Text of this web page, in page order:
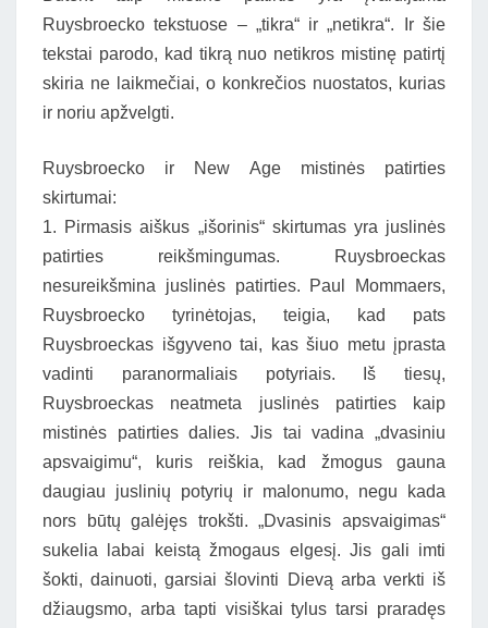
Ruysbroecko tekstuose – „tikra“ ir „netikra“. Ir šie
tekstai parodo, kad tikrą nuo netikros mistinę patirtį
skiria ne laikmečiai, o konkrečios nuostatos, kurias
ir noriu apžvelgti.
Ruysbroecko ir New Age mistinės patirties
skirtumai:
1. Pirmasis aiškus „išorinis“ skirtumas yra juslinės
patirties reikšmingumas. Ruysbroeckas
nesureikšmina juslinės patirties. Paul Mommaers,
Ruysbroecko tyrinėtojas, teigia, kad pats
Ruysbroeckas išgyveno tai, kas šiuo metu įprasta
vadinti paranormaliais potyriais. Iš tiesų,
Ruysbroeckas neatmeta juslinės patirties kaip
mistinės patirties dalies. Jis tai vadina „dvasiniu
apsvaigimu“, kuris reiškia, kad žmogus gauna
daugiau juslinių potyrių ir malonumo, negu kada
nors būtų galėjęs trokšti. „Dvasinis apsvaigimas“
sukelia labai keistą žmogaus elgesį. Jis gali imti
šokti, dainuoti, garsiai šlovinti Dievą arba verkti iš
džiaugsmo, arba tapti visiškai tylus tarsi praradęs